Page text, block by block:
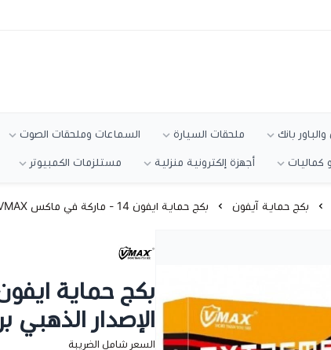
بانك ملحقات السيارة السماعات وملحقات الصوت
كماليات أجهزة إلكترونية منزلية مستلزمات الكمبيوتر
بكج حماية آيفون بكج حماية ايفون 14 - ماركة في ماكس VMAX الإصدار الذهبي برو
الإصدار الذهبي
السعر شامل الضريبة